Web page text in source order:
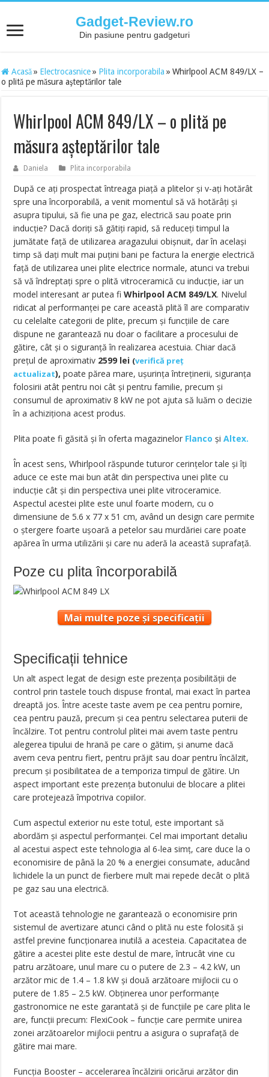
Gadget-Review.ro
Din pasiune pentru gadgeturi
Acasă » Electrocasnice » Plita incorporabila » Whirlpool ACM 849/LX –
o plită pe măsura aşteptărilor tale
Whirlpool ACM 849/LX – o plită pe
măsura aşteptărilor tale
Daniela Plita incorporabila
După ce aţi prospectat întreaga piaţă a plitelor şi v-aţi hotărât
spre una încorporabilă, a venit momentul să vă hotărâţi şi
asupra tipului, să fie una pe gaz, electrică sau poate prin
inducţie? Dacă doriţi să gătiţi rapid, să reduceţi timpul la
jumătate faţă de utilizarea aragazului obişnuit, dar în acelaşi
timp să daţi mult mai puţini bani pe factura la energie electrică
faţă de utilizarea unei plite electrice normale, atunci va trebui
să vă îndreptaţi spre o plită vitroceramică cu inducţie, iar un
model interesant ar putea fiWhirlpool ACM 849/LX. Nivelul
ridicat al performanţei pe care această plită îl are comparativ
cu celelalte categorii de plite, precum şi funcţiile de care
dispune ne garantează nu doar o facilitare a procesului de
gătire, cât şi o siguranţă în realizarea acestuia. Chiar dacă
preţul de aproximativ 2599 lei (verifică preț
actualizat),poate părea mare, uşurinţa întreţinerii, siguranţa
folosirii atât pentru noi cât şi pentru familie, precum şi
consumul de aproximativ 8 kW ne pot ajuta să luăm o decizie
în a achiziţiona acest produs.
Plita poate fi găsită și în oferta magazinelor Flanco șiAltex.
În acest sens, Whirlpool răspunde tuturor cerinţelor tale şi îţi
aduce ce este mai bun atât din perspectiva unei plite cu
inducţie cât şi din perspectiva unei plite vitroceramice.
Aspectul acestei plite este unul foarte modern, cu o
dimensiune de 5.6 x 77 x 51 cm, având un design care permite
o ştergere foarte uşoară a petelor sau murdăriei care poate
apărea în urma utilizării şi care nu aderă la această suprafaţă.
Poze cu plita încorporabilă
Mai multe poze și specificații
Specificații tehnice
Un alt aspect legat de design este prezenţa posibilităţii de
control prin tastele touch dispuse frontal, mai exact în partea
dreaptă jos. Între aceste taste avem pe cea pentru pornire,
cea pentru pauză, precum şi cea pentru selectarea puterii de
încălzire. Tot pentru controlul plitei mai avem taste pentru
alegerea tipului de hrană pe care o gătim, şi anume dacă
avem ceva pentru fiert, pentru prăjit sau doar pentru încălzit,
precum şi posibilitatea de a temporiza timpul de gătire. Un
aspect important este prezenţa butonului de blocare a plitei
care protejează împotriva copiilor.
Cum aspectul exterior nu este totul, este important să
abordăm şi aspectul performanţei. Cel mai important detaliu
al acestui aspect este tehnologia al 6-lea simţ, care duce la o
economisire de până la 20 % a energiei consumate, aducând
lichidele la un punct de fierbere mult mai repede decât o plită
pe gaz sau una electrică.
Tot această tehnologie ne garantează o economisire prin
sistemul de avertizare atunci când o plită nu este folosită şi
astfel previne funcţionarea inutilă a acesteia. Capacitatea de
gătire a acestei plite este destul de mare, întrucât vine cu
patru arzătoare, unul mare cu o putere de 2.3 – 4.2 kW, un
arzător mic de 1.4 – 1.8 kW şi două arzătoare mijlocii cu o
putere de 1.85 – 2.5 kW. Obţinerea unor performanţe
gastronomice ne este garantată şi de funcţiile pe care plita le
are, funcţii precum: FlexiCook – funcţie care permite unirea
zonei arzătoarelor mijlocii pentru a asigura o suprafaţă de
gătire mai mare.
Funcţia Booster – accelerarea încălzirii oricărui arzător din